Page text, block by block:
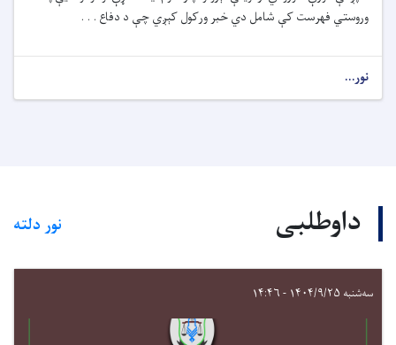
وروستي فهرست کې شامل دي خبر ورکول کېږي چې د دفاع . . .
نور...
داوطلبی نور دلته
سه‌شنبه ۱۴۰۴/۹/۲۵ - ۱۴:۴۶